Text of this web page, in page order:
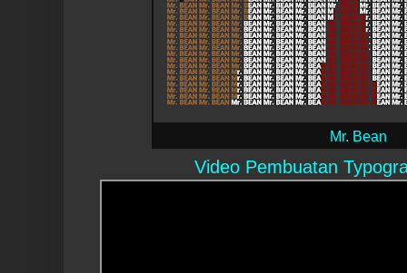
Mr. Bean
Video Pembuatan